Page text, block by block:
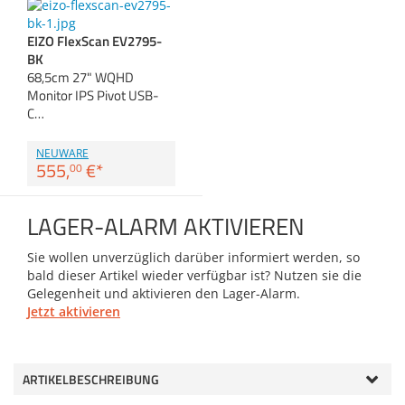
Anmelden | Registrieren
EIZO FlexScan EV2795-
BK
68,5cm 27" WQHD
Monitor IPS Pivot USB-
C…
NEUWARE
555,00 €*
LAGER-ALARM AKTIVIEREN
Sie wollen unverzüglich darüber informiert werden, so
bald dieser Artikel wieder verfügbar ist? Nutzen sie die
Gelegenheit und aktivieren den Lager-Alarm.
Jetzt aktivieren
ARTIKELBESCHREIBUNG